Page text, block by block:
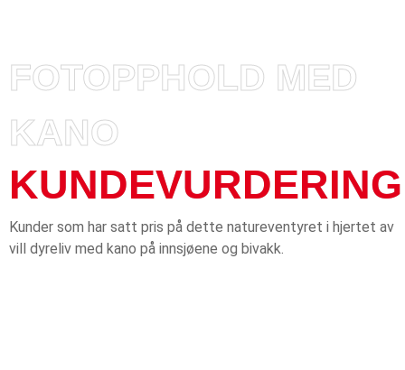
FOTOPPHOLD MED
KANO
Kunder som har satt pris på dette natureventyret i hjertet av
vill dyreliv med kano på innsjøene og bivakk.